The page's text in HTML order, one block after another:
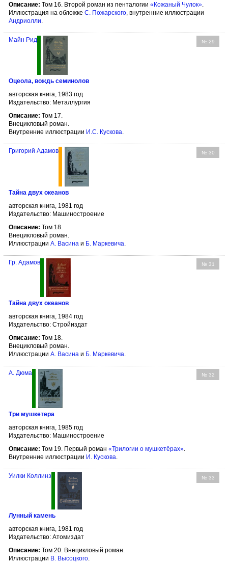
Описание: Том 16. Второй роман из пенталогии «Кожаный Чулок»
Иллюстрация на обложке С. Пожарского , внутренние иллюстрации
Андриолли
№ 29
Майн Рид
Оцеола, вождь семинолов
авторская книга, 1983 год
Издательство: Металлургия
Описание: Том 17.
Внецикловый роман.
Внутренние иллюстрации И.С. Кускова.
№ 30
Григорий Адамов
Тайна двух океанов
авторская книга, 1981 год
Издательство: Машиностроение
Описание: Том 18.
Внецикловый роман.
Иллюстрации А. Васина и Б. Маркевича.
№ 31
Гр. Адамов
Тайна двух океанов
авторская книга, 1984 год
Издательство: Стройиздат
Описание: Том 18.
Внецикловый роман.
Иллюстрации А. Васина и Б. Маркевича.
№ 32
А. Дюма
Три мушкетера
авторская книга, 1985 год
Издательство: Машиностроение
Описание: Том 19. Первый роман «Трилогии о мушкетёрах».
Внутренние иллюстрации И. Кускова.
№ 33
Уилки Коллинз
Лунный камень
авторская книга, 1981 год
Издательство: Атомиздат
Описание: Том 20. Внецикловый роман.
Иллюстрации В. Высоцкого.